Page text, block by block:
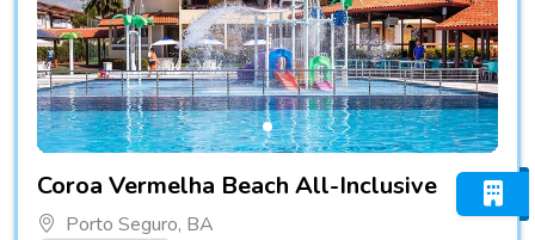
Coroa Vermelha Beach All-Inclusive
Porto Seguro, BA